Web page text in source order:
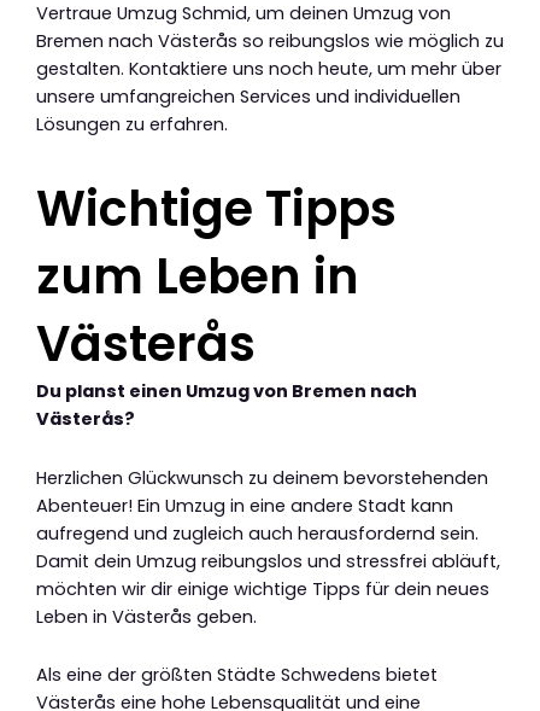
Vertraue Umzug Schmid, um deinen Umzug von
Bremen nach Västerås so reibungslos wie möglich zu
gestalten. Kontaktiere uns noch heute, um mehr über
unsere umfangreichen Services und individuellen
Lösungen zu erfahren.
Wichtige Tipps
zum Leben in
Västerås
Du planst einen Umzug von Bremen nach
Västerås?
Herzlichen Glückwunsch zu deinem bevorstehenden
Abenteuer! Ein Umzug in eine andere Stadt kann
aufregend und zugleich auch herausfordernd sein.
Damit dein Umzug reibungslos und stressfrei abläuft,
möchten wir dir einige wichtige Tipps für dein neues
Leben in Västerås geben.
Als eine der größten Städte Schwedens bietet
Västerås eine hohe Lebensqualität und eine